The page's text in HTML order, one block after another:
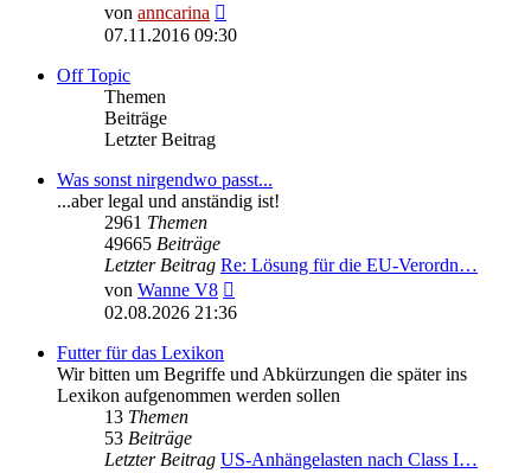
von anncarina
Beitrag
07.11.2016 09:30
Off Topic
Themen
Beiträge
Letzter Beitrag
Was sonst nirgendwo passt...
...aber legal und anständig ist!
2961 Themen
49665 Beiträge
Letzter Beitrag Re: Lösung für die EU‑Verordn…
von Wanne V8
Beitrag
02.08.2026 21:36
Futter für das Lexikon
Wir bitten um Begriffe und Abkürzungen die später ins
Lexikon aufgenommen werden sollen
13 Themen
53 Beiträge
Letzter Beitrag US-Anhängelasten nach Class I…